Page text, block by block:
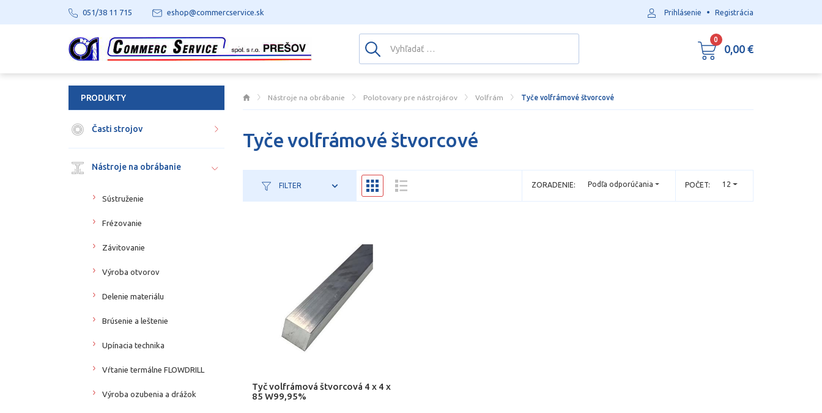
Nástroje na obrábanie Polotovary pre nástrojárov Volfrám Tyče volfrámové štvorcové
Tyče volfrámové štvorcové
FILTER POČET: 12
ZORADENIE: Podľa odporúčania
Tyč volfrámová štvorcová 4 x 4 x
85 W99,95%
PRODUKTY
Časti strojov
Nástroje na obrábanie
Sústruženie
Frézovanie
Závitovanie
Výroba otvorov
Delenie materiálu
Brúsenie a leštenie
Upínacia technika
Vŕtanie termálne FLOWDRILL
Výroba ozubenia a drážok
051/38 11 715 eshop@commercservice.sk Prihlásenie • Registrácia
0
0,00 €